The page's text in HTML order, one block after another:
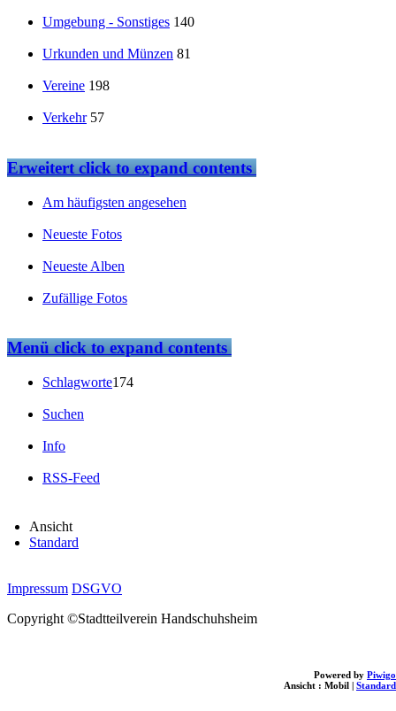
Powered by Piwigo
Ansicht : Mobil | Standard
Umgebung - Sonstiges 140
Urkunden und Münzen 81
Vereine 198
Verkehr 57
Erweitertclick to expand contents
Am häufigsten angesehen
Neueste Fotos
Neueste Alben
Zufällige Fotos
Menüclick to expand contents
Schlagworte174
Suchen
Info
RSS-Feed
Ansicht
Standard
Impressum DSGVO
Copyright ©Stadtteilverein Handschuhsheim